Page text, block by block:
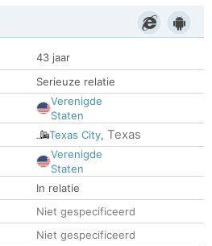
43 jaar
Serieuze relatie
Verenigde
Staten
Texas City, Texas
Verenigde
Staten
In relatie
Niet gespecificeerd
Niet gespecificeerd